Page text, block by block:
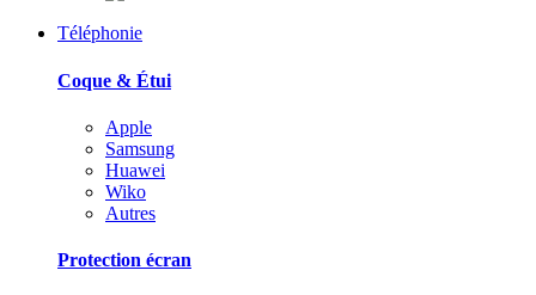
Téléphonie
Coque & Étui
Apple
Samsung
Huawei
Wiko
Autres
Protection écran